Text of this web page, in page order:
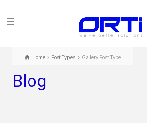
Home Post Types Gallery Post Type
Blog